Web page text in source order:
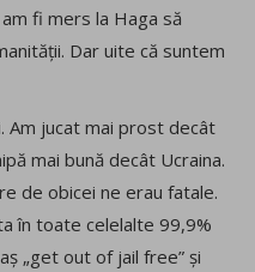
fi mers la Haga să
Dar uite că suntem
Am jucat mai prost decât
mai bună decât Ucraina.
de obicei ne erau fatale.
în toate celelalte 99,9%
„get out of jail free” și